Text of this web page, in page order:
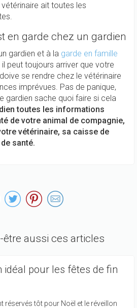
ait toutes les
en garde chez un gardien
gardien et à la garde en famille
peut toujours arriver que votre
se rendre chez le vétérinaire
imprévues. Pas de panique,
gardien sache quoi faire si cela
toutes les informations
de votre animal de compagnie,
vétérinaire, sa caisse de
santé.
aussi ces articles
idéal pour les fêtes de fin
réservés tôt pour Noël et le réveillon